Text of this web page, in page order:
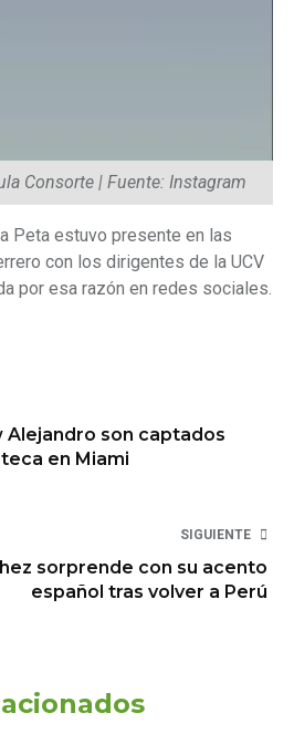
Consorte | Fuente: Instagram
Peta estuvo presente en las
con los dirigentes de la UCV
por esa razón en redes sociales.
Alejandro son captados
en Miami
SIGUIENTE
sorprende con su acento
español tras volver a Perú